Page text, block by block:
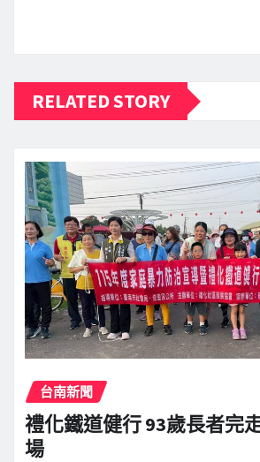
RELATED STORY
台南新聞
禮化鐵道健行 93歲長者完
場